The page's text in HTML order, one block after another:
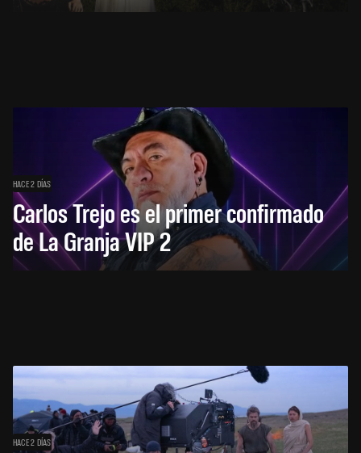
HACE 2 DÍAS
Carlos Trejo es el primer confirmado
de La Granja VIP 2
HACE 2 DÍAS